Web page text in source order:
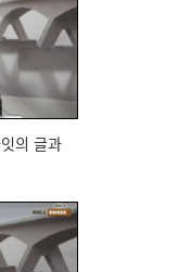
글과